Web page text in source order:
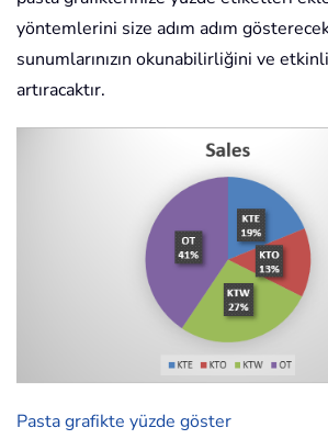
yöntemlerini size adım adım
sunumlarınızın okunabilirliğini ve
artıracaktır.
Pasta grafikte yüzde göster